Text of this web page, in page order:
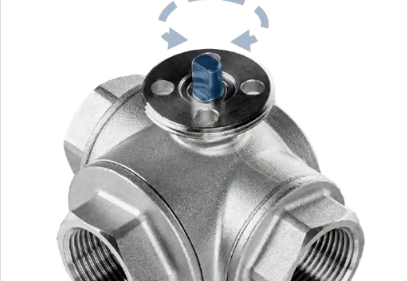
Manuelle (Not)Betätigung: Das Magnetventil wird
ausschließlich durch Magnetkraft geschlossen und
geöffnet (bzw. durch die Feder, die der Magnetkraft
entgegen wirkt). Das bedeutet, dass ein Magnetventil
von Hand (bei Stromausfall) nicht betätigt werden
kann! Auch ist es nicht möglich, ein NC (stromlos
geschlossenes) Magnetventil auf ein NO (stromlos
offenes) Magnetventil umzubauen, da die integrierte
Feder in eine andere Richtung wirkt.
Unsere Variante mit Kondensator ist ideal geeignet für
Einsatzzwecke, in denen der Kugelhahn bei Stromausfall
zurückfahren muss. Der Antrieb verfügt nur über 2 Adern
("+" bzw. "L" und "-" bzw. "N") und wird mit einem Schalter
sehr einfach angesteuert. Wenn Strom anliegt, fährt der
Kugelhahn die 90° bis zum Endanschlag und der
Kondensator wird parallel aufgeladen. Wenn der Strom
abgeschalten wird (oder ausfällt), fährt der Antrieb mit
der Energie des geladenen Kondensators (ähnlich einer